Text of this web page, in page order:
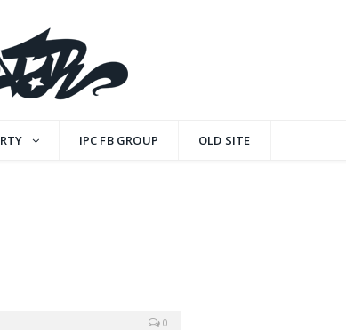
IPC FB GROUP OLD SITE
0